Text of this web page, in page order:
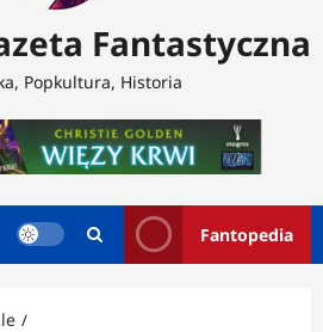
Fantastyczna
Popkultura, Historia
Fantopedia